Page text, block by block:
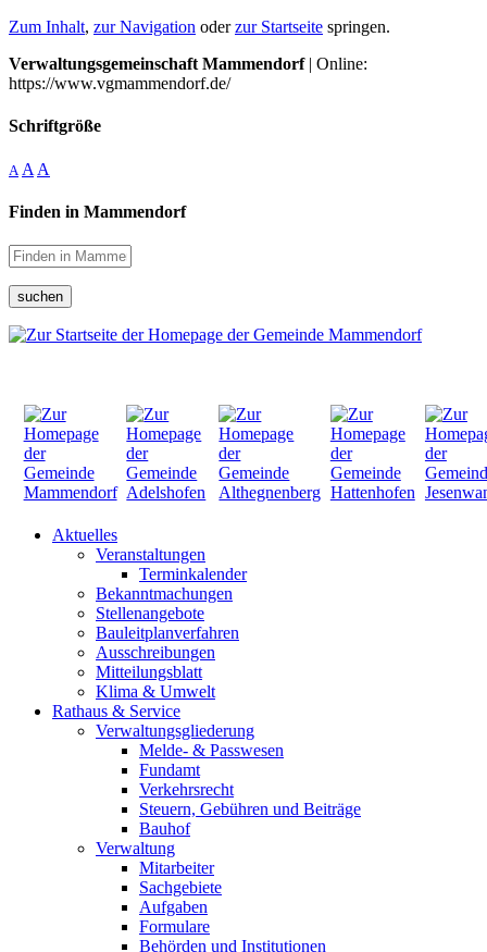
Zum Inhalt, zur Navigation oderzur Startseite springen.
Verwaltungsgemeinschaft Mammendorf| Online:
https://www.vgmammendorf.de/
Schriftgröße
A A A
Finden in Mammendorf
suchen
Aktuelles
Veranstaltungen
Terminkalender
Bekanntmachungen
Stellenangebote
Bauleitplanverfahren
Ausschreibungen
Mitteilungsblatt
Klima & Umwelt
Rathaus & Service
Verwaltungsgliederung
Melde- & Passwesen
Fundamt
Verkehrsrecht
Steuern, Gebühren und Beiträge
Bauhof
Verwaltung
Mitarbeiter
Sachgebiete
Aufgaben
Formulare
Behörden und Institutionen